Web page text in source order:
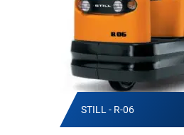
STILL - R-06